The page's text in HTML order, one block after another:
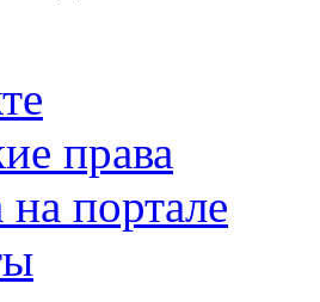
права
портале